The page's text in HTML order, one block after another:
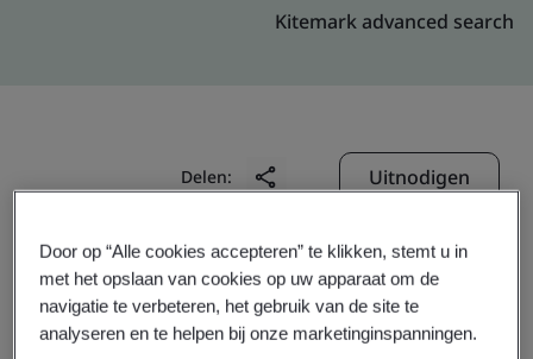
Kitemark advanced search
Delen: Uitnodigen
Door op “Alle cookies accepteren” te klikken, stemt u in
met het opslaan van cookies op uw apparaat om de
navigatie te verbeteren, het gebruik van de site te
analyseren en te helpen bij onze marketinginspanningen.